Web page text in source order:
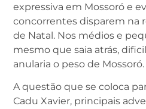
expressiva em Mossoró e
concorrentes disparem na
de Natal. Nos médios e
mesmo que saia atrás,
anularia o peso de Mossoró.
A questão que se coloca
Cadu Xavier, principais